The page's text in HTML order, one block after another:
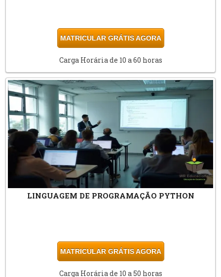
MATRICULAR GRÁTIS AGORA
Carga Horária de 10 a 60 horas
LINGUAGEM DE PROGRAMAÇÃO PYTHON
MATRICULAR GRÁTIS AGORA
Carga Horária de 10 a 50 horas